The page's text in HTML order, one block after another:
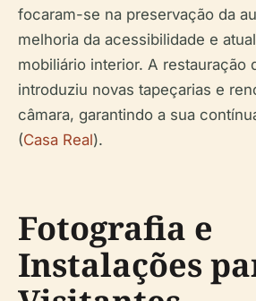
focaram-se na preservação da
melhoria da acessibilidade e
mobiliário interior. A restauração
introduziu novas tapeçarias e
câmara, garantindo a sua
(Casa Real).
Fotografia e
Instalações